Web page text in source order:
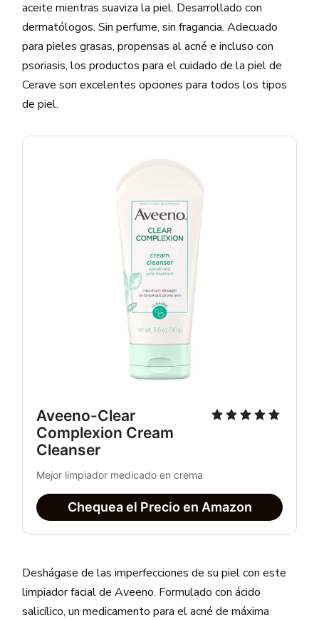
aceite mientras suaviza la piel. Desarrollado con
dermatólogos. Sin perfume, sin fragancia. Adecuado
para pieles grasas, propensas al acné e incluso con
psoriasis, los productos para el cuidado de la piel de
Cerave son excelentes opciones para todos los tipos
de piel.
Aveeno-Clear
Complexion Cream
Cleanser
Mejor limpiador medicado en crema
Chequea el Precio en Amazon
Deshágase de las imperfecciones de su piel con este
limpiador facial de Aveeno. Formulado con ácido
salicílico, un medicamento para el acné de máxima